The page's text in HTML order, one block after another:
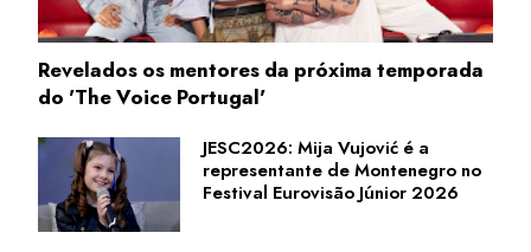
Revelados os mentores da próxima temporada
do 'The Voice Portugal'
JESC2026: Mija Vujović é a
representante de Montenegro no
Festival Eurovisão Júnior 2026